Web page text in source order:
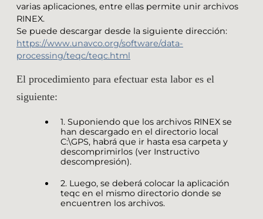
varias aplicaciones, entre ellas permite unir archivos
RINEX.
Se puede descargar desde la siguiente dirección:
https://www.unavco.org/software/data-
processing/teqc/teqc.html
El procedimiento para efectuar esta labor es el
siguiente:
1. Suponiendo que los archivos RINEX se
han descargado en el directorio local
C:\GPS, habrá que ir hasta esa carpeta y
descomprimirlos (ver Instructivo
descompresión).
2. Luego, se deberá colocar la aplicación
teqc en el mismo directorio donde se
encuentren los archivos.